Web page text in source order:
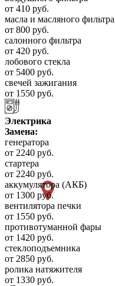
от 410 руб.
масла и масляного фильтра
от 800 руб.
салонного фильтра
от 420 руб.
лобового стекла
от 5400 руб.
свечей зажигания
от 1550 руб.
Электрика
Замена:
генератора
от 2240 руб.
стартера
от 2240 руб.
аккумулятора (АКБ)
от 1300 руб.
вентилятора печки
от 1550 руб.
противотуманной фары
от 1420 руб.
стеклоподъемника
от 2850 руб.
ролика натяжителя
от 1330 руб.